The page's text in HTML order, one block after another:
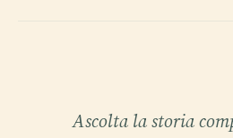
Ascolta la storia